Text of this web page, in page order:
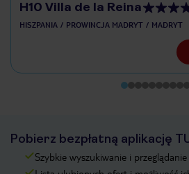
H10 Villa de la Reina
HISZPANIA PROWINCJA MADRYT MADRYT
Pobierz bezpłatną aplikację
Szybkie wyszukiwanie i